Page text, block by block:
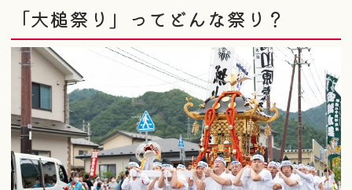
「大槌祭り」ってどんな祭り？